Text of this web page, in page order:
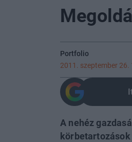
Portfolio
2011. szeptember 26.
A nehéz